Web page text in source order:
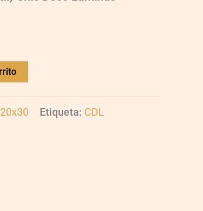
Etiqueta: CDL